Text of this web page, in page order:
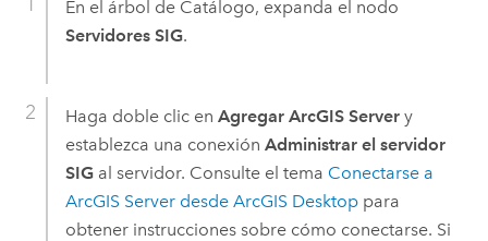
En el árbol de Catálogo, expanda el nodo
Servidores SIG.
Haga doble clic en Agregar ArcGIS Servery
establezca una conexión Administrar el servidor
SIGal servidor. Consulte el tema Conectarse a
ArcGIS Serverdesde ArcGIS Desktoppara
obtener instrucciones sobre cómo conectarse. Si